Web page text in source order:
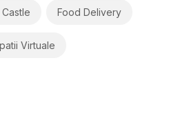
Food Delivery
Virtuale